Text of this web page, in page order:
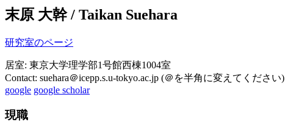
末原 大幹 / Taikan Suehara
研究室のページ
居室: 東京大学理学部1号館西棟1004室
Contact: suehara＠icepp.s.u-tokyo.ac.jp (＠を半角に変えてください)
google google scholar
現職